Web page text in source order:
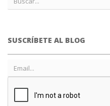
SUSCRÍBETE AL BLOG